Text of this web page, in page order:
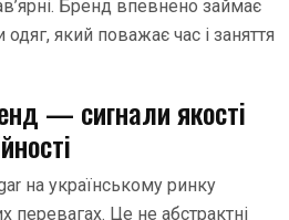
Бренд впевнено займає
який поважає час і заняття
— сигнали якості
на українському ринку
перевагах. Це не абстрактні